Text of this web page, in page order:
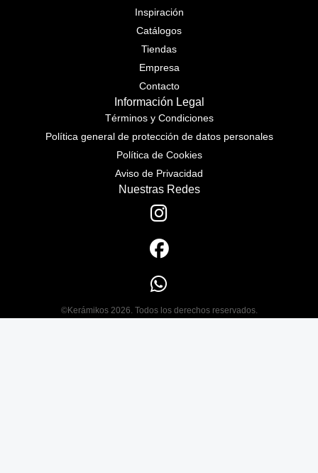
Inspiración
Catálogos
Tiendas
Empresa
Contacto
Información Legal
Términos y Condiciones
Política general de protección de datos personales
Política de Cookies
Aviso de Privacidad
Nuestras Redes
©Kerámikos 2026. Todos los derechos reservados.